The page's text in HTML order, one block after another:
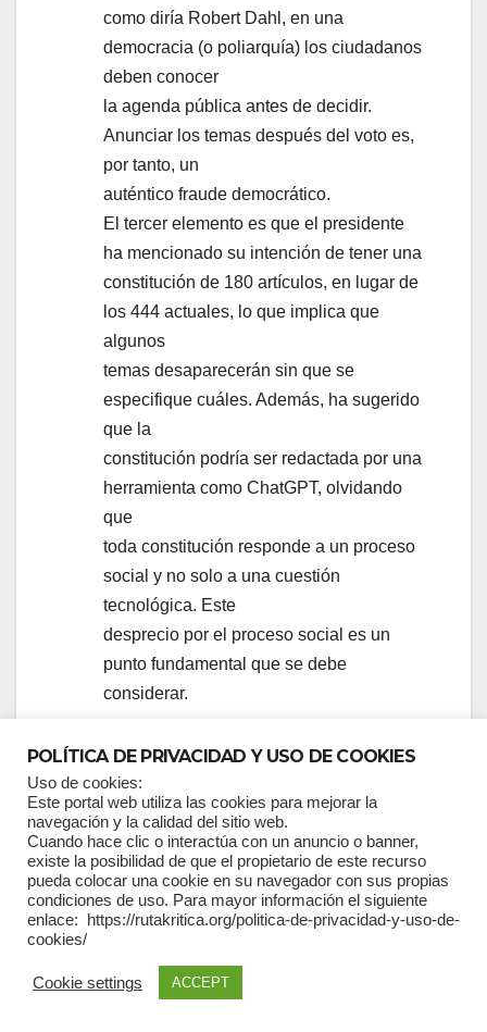
como diría Robert Dahl, en una
democracia (o poliarquía) los ciudadanos
deben conocer
la agenda pública antes de decidir.
Anunciar los temas después del voto es,
por tanto, un
auténtico fraude democrático.
El tercer elemento es que el presidente
ha mencionado su intención de tener una
constitución de 180 artículos, en lugar de
los 444 actuales, lo que implica que
algunos
temas desaparecerán sin que se
especifique cuáles. Además, ha sugerido
que la
constitución podría ser redactada por una
herramienta como ChatGPT, olvidando
que
toda constitución responde a un proceso
social y no solo a una cuestión
tecnológica. Este
desprecio por el proceso social es un
punto fundamental que se debe
considerar.
Aunque el Presidente de la República y
sus ministros y voceros no han explicado
con
claridad cuáles son las modificaciones
que pretenderían en una nueva
partir de declaraciones públicas, es
posible comprender qué aspectos buscan
POLÍTICA DE PRIVACIDAD Y USO DE COOKIES
Uso de cookies:
Este portal web utiliza las cookies para mejorar la
navegación y la calidad del sitio web.
Cuando hace clic o interactúa con un anuncio o banner,
existe la posibilidad de que el propietario de este recurso
pueda colocar una cookie en su navegador con sus propias
condiciones de uso. Para mayor información el siguiente
enlace: https://rutakritica.org/politica-de-privacidad-y-uso-de-
cookies/
Cookie settings ACCEPT